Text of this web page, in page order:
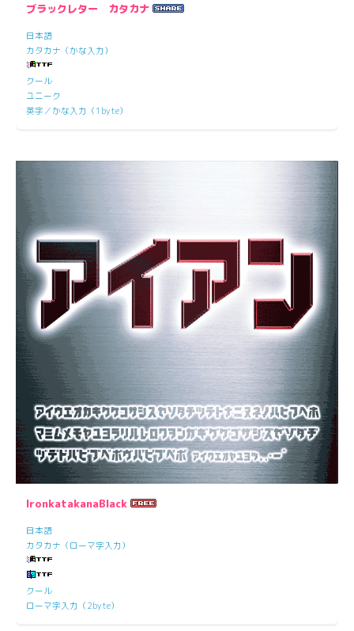
ブラックレター カタカナ
日本語
カタカナ（かな入力）
クール
ユニーク
英字／かな入力（1byte）
IronkatakanaBlack
日本語
カタカナ（ローマ字入力）
クール
ローマ字入力（2byte）